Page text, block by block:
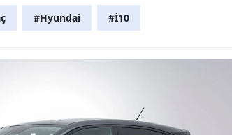
#Hyundai #İ10